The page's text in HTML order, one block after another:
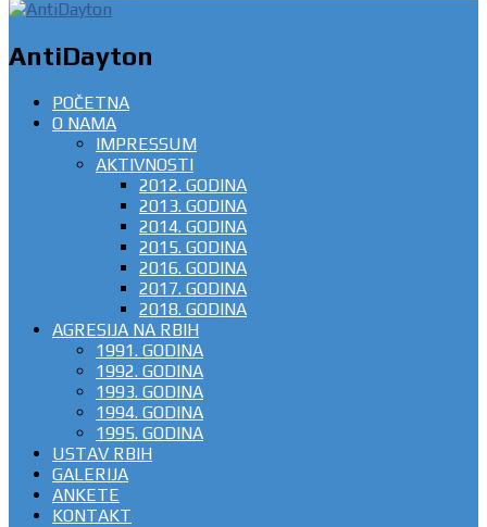
AntiDayton
POČETNA
O NAMA
IMPRESSUM
AKTIVNOSTI
2012. GODINA
2013. GODINA
2014. GODINA
2015. GODINA
2016. GODINA
2017. GODINA
2018. GODINA
AGRESIJA NA RBIH
1991. GODINA
1992. GODINA
1993. GODINA
1994. GODINA
1995. GODINA
USTAV RBIH
GALERIJA
ANKETE
KONTAKT